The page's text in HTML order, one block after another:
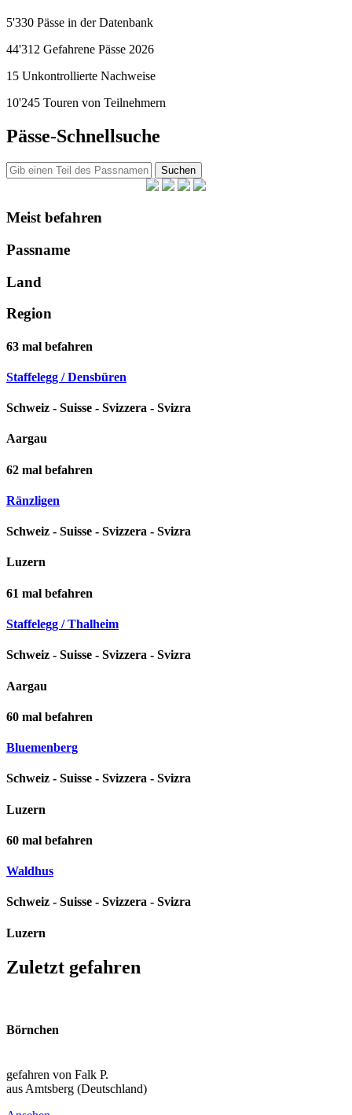
5'330 Pässe in der Datenbank
44'312 Gefahrene Pässe 2026
15 Unkontrollierte Nachweise
10'245 Touren von Teilnehmern
Pässe-Schnellsuche
Suchen
Meist befahren
Passname
Land
Region
63 mal befahren
Staffelegg / Densbüren
Schweiz - Suisse - Svizzera - Svizra
Aargau
62 mal befahren
Ränzligen
Schweiz - Suisse - Svizzera - Svizra
Luzern
61 mal befahren
Staffelegg / Thalheim
Schweiz - Suisse - Svizzera - Svizra
Aargau
60 mal befahren
Bluemenberg
Schweiz - Suisse - Svizzera - Svizra
Luzern
60 mal befahren
Waldhus
Schweiz - Suisse - Svizzera - Svizra
Luzern
Zuletzt gefahren
Börnchen
gefahren von Falk P.
aus Amtsberg (Deutschland)